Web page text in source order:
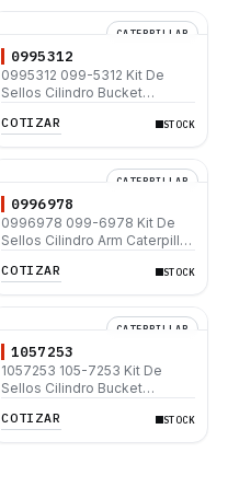
CATERPILLAR
0995312
0995312 099-5312 Kit De
Sellos Cilindro Bucket
E240B
COTIZAR STOCK
CATERPILLAR
0996978
0996978 099-6978 Kit De
Sellos Cilindro Arm Caterpillar
COTIZAR STOCK
CATERPILLAR
1057253
1057253 105-7253 Kit De
Sellos Cilindro Bucket
COTIZAR STOCK